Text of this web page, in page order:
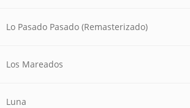
Lo Pasado Pasado (Remasterizado)
Los Mareados
Luna